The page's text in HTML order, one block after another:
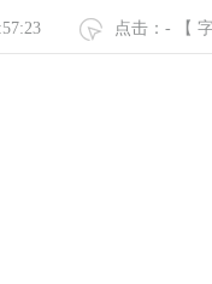
点击： - 【